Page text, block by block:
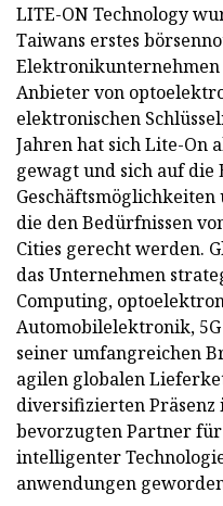
LITE-ON Technology
Taiwans erstes
Anbieter von
elektronischen
Jahren hat sich Lite-On
gewagt und sich auf
die den Bedürfnissen
Cities gerecht werden.
das Unternehmen
Computing,
Automobilelektronik,
seiner umfangreichen
agilen globalen
diversifizierten Präsenz
bevorzugten Partner
intelligenter
anwendungen